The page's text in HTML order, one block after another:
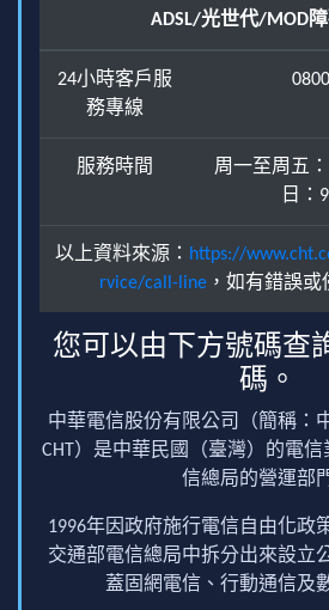
ADSL/光世代/MOD
24小時客戶服
務專線
服務時間
周一至周五
日：
以上資料來源： https://
rvice/call-line ，如有錯誤或
您可以由下方號碼查
碼。
中華電信股份有限公司（簡稱：
CHT）是中華民國（臺灣）的電
信總局的營運部
1996年因政府施行電信自由化政
交通部電信總局中拆分出來設立
蓋固網電信、行動通信及